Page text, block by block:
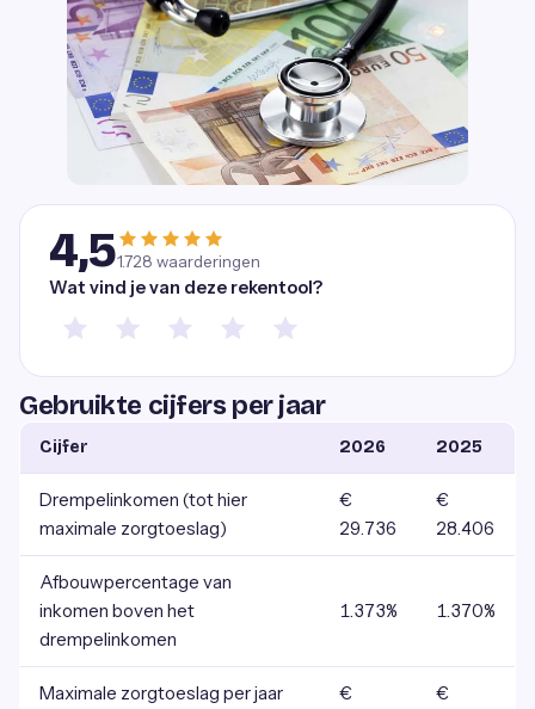
4,51.728 waarderingen
Wat vind je van deze rekentool?
Gebruikte cijfers per jaar
Cijfer 2026 2025
Drempelinkomen (tot hier
maximale zorgtoeslag)
€
29.736
€
28.406
Afbouwpercentage van
inkomen boven het
drempelinkomen
1.373% 1.370%
Maximale zorgtoeslag per jaar
€
€